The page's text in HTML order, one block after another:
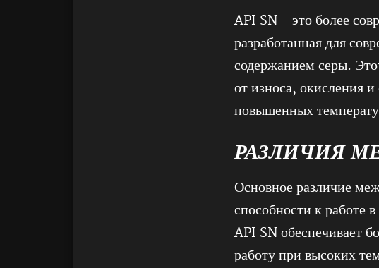
API SN - это более
разработанная для
содержанием серы.
от износа, окисления
повышенных
РАЗЛИЧИЯ
Основное различие
способности к работе
API SN обеспечивает
работу при высоких